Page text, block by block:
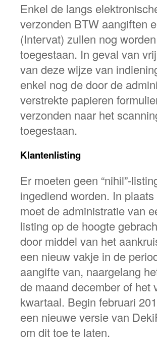
Enkel de langs
verzonden BTW aangiften
(Intervat) zullen nog worden
toegestaan. In geval van
van deze wijze van
enkel nog de door de
verstrekte papieren
verzonden naar het
toegestaan.
Klantenlisting
Er moeten geen “nihil”-
ingediend worden. In
moet de administratie van
listing op de hoogte
door middel van het
een nieuw vakje in de
aangifte van, naargelang
de maand december of het
kwartaal. Begin februari
een nieuwe versie van
om dit toe te laten.